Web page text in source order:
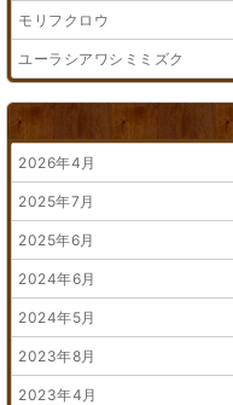
モリフクロウ
ユーラシアワシミミズク
2026年4月
2025年7月
2025年6月
2024年6月
2024年5月
2023年8月
2023年4月